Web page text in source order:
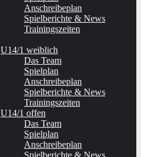
Anschreibeplan
Spielberichte & News
Trainingszeiten
U14/1 weiblich
Das Team
Spielplan
Anschreibeplan
Spielberichte & News
Trainingszeiten
U14/1 offen
Das Team
Spielplan
Anschreibeplan
Spielberichte & News